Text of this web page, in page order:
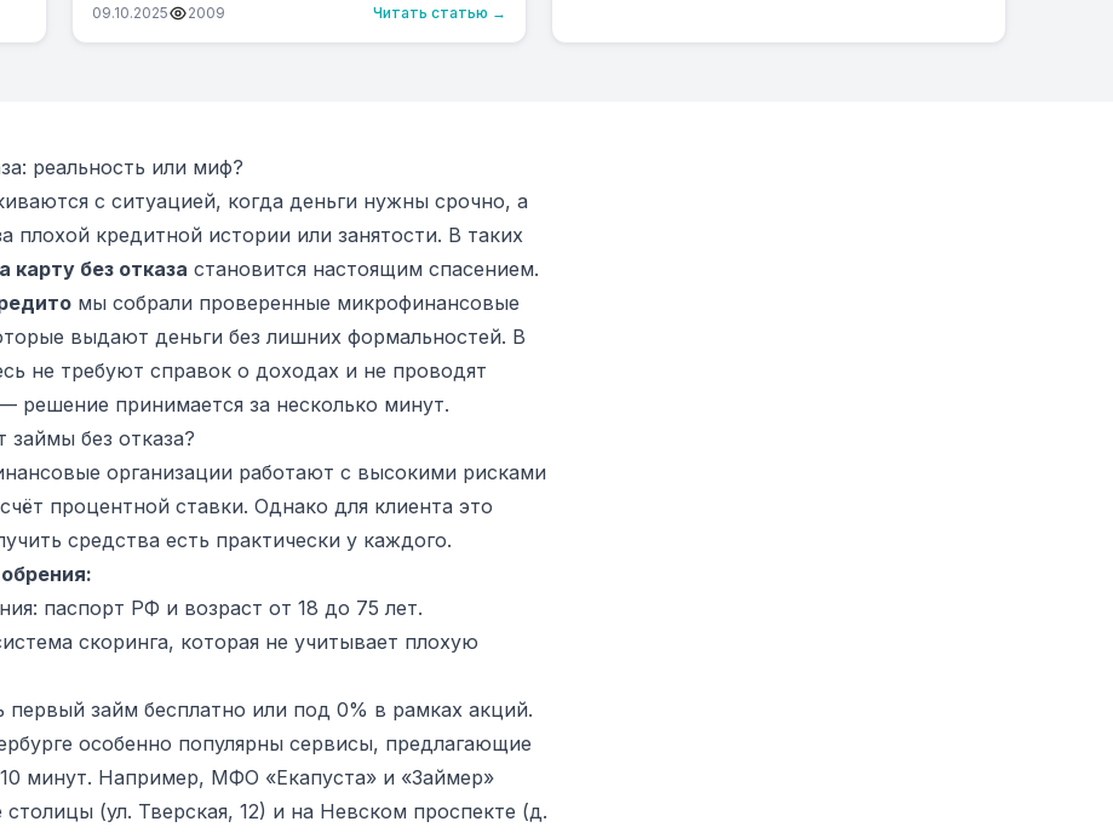
09.10.2025 2009 Читать статью →
реальность или миф?
с ситуацией, когда деньги нужны срочно, а
плохой кредитной истории или занятости. В таких
карту без отказа становится настоящим спасением.
мы собрали проверенные микрофинансовые
выдают деньги без лишних формальностей. В
не требуют справок о доходах и не проводят
решение принимается за несколько минут.
без отказа?
организации работают с высокими рисками
процентной ставки. Однако для клиента это
средства есть практически у каждого.
паспорт РФ и возраст от 18 до 75 лет.
скоринга, которая не учитывает плохую
первый займ бесплатно или под 0% в рамках акций.
особенно популярны сервисы, предлагающие
минут. Например, МФО «Екапуста» и «Займер»
(ул. Тверская, 12) и на Невском проспекте (д.